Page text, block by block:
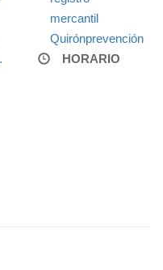
mercantil
Quirónprevención
HORARIO